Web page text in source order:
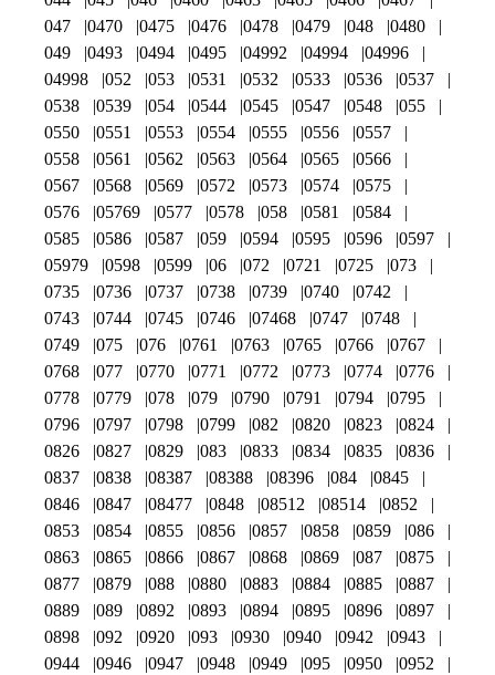
047
0470 0475 0476 0478 0479 048
0480
049
0493 0494 0495 04992 04994
04996
04998
052 053 0531 0532 0533 0536
0537
0538
0539 054 0544 0545 0547 0548
055
0550
0551 0553 0554 0555 0556
0557
0558
0561 0562 0563 0564 0565
0566
0567
0568 0569 0572 0573 0574
0575
0576
05769 0577 0578 058 0581
0584
0585
0586 0587 059 0594 0595 0596
0597
05979
0598 0599 06 072 0721 0725
073
0735
0736 0737 0738 0739 0740
0742
0743
0744 0745 0746 07468 0747
0748
0749
075 076 0761 0763 0765 0766
0767
0768
077 0770 0771 0772 0773 0774
0776
0778
0779 078 079 0790 0791 0794
0795
0796
0797 0798 0799 082 0820 0823
0824
0826
0827 0829 083 0833 0834 0835
0836
0837
0838 08387 08388 08396 084
0845
0846
0847 08477 0848 08512 08514
0852
0853
0854 0855 0856 0857 0858 0859
086
0863
0865 0866 0867 0868 0869 087
0875
0877
0879 088 0880 0883 0884 0885
0887
0889
089 0892 0893 0894 0895 0896
0897
0898
092 0920 093 0930 0940 0942
0943
0944
0946 0947 0948 0949 095 0950
0952